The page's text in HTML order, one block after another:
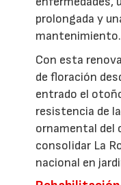
prolongada y
mantenimiento.
Con esta
de floración
entrado el
resistencia de
ornamental del
consolidar La
nacional en